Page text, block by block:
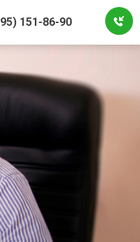
151-86-90